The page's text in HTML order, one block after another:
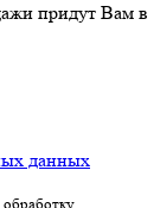
придут Вам в
данных
обработку